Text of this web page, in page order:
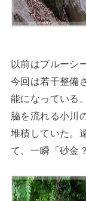
以前はブルーシ
今回は若干整備
能になっている。
脇を流れる小川
堆積していた。
て、一瞬「砂金